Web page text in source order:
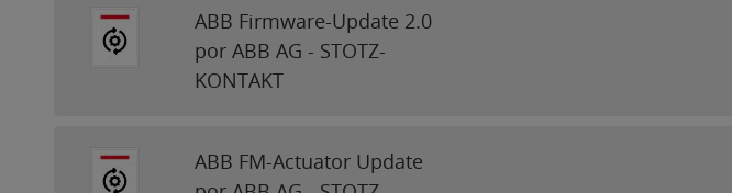
ABB Firmware-Update 2.0
por ABB AG - STOTZ-
KONTAKT
ABB FM-Actuator Update